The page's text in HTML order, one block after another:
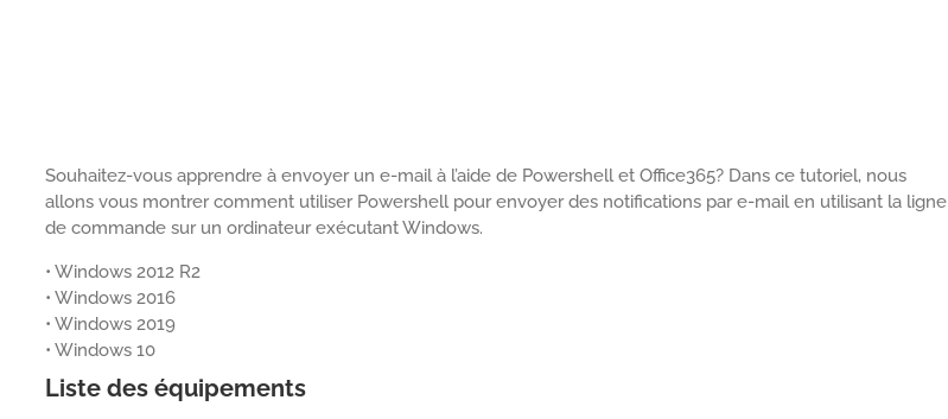
Souhaitez-vous apprendre à envoyer un e-mail à l’aide de Powershell et Office365? Dans ce tutoriel, nous
allons vous montrer comment utiliser Powershell pour envoyer des notifications par e-mail en utilisant la ligne
de commande sur un ordinateur exécutant Windows.
• Windows 2012 R2
• Windows 2016
• Windows 2019
• Windows 10
Liste des équipements